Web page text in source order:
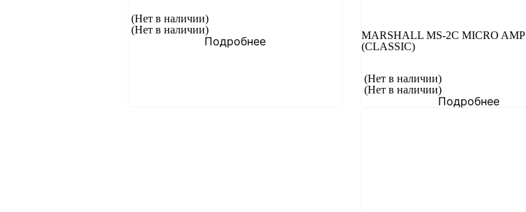
(Нет в наличии)
(Нет в наличии)
Подробнее
MARSHALL MS-2C MICRO AMP
(CLASSIC)
(Нет в наличии)
(Нет в наличии)
Подробнее